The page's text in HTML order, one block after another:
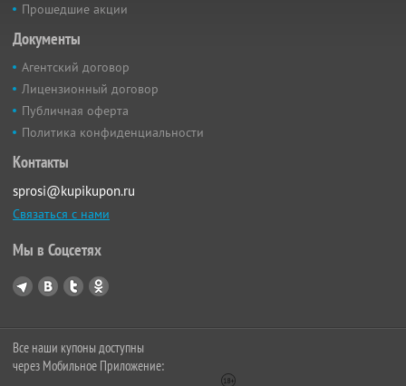
Прошедшие акции
Документы
Агентский договор
Лицензионный договор
Публичная оферта
Политика конфиденциальности
Контакты
sprosi@kupikupon.ru
Связаться с нами
Мы в Соцсетях
Все наши купоны доступны
через Мобильное Приложение: